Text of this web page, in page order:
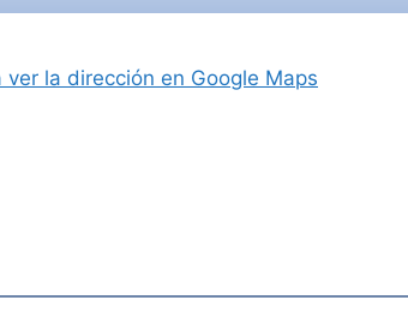
ver la dirección en Google Maps